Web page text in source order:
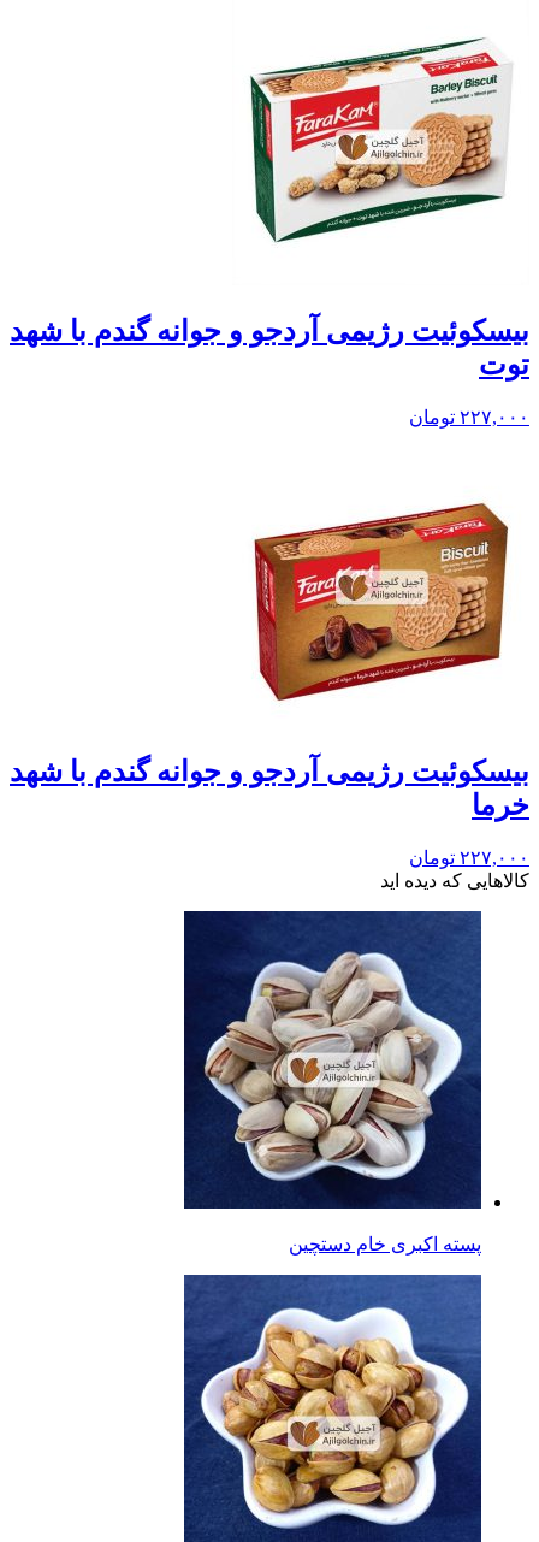
بيسکوئيت رژیمی آردجو و جوانه گندم با شهد
توت
۲۲۷,۰۰۰ تومان
بيسکوئيت رژیمی آردجو و جوانه گندم با شهد
خرما
۲۲۷,۰۰۰ تومان
کالاهایی که دیده اید
پسته اکبری خام دستچین